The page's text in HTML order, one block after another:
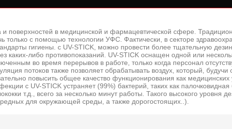
поверхностей в медицинской и фармацевтической сфере.
только с помощью технологии УФС. Фактически, в секторе
гигиены. с UV-STICK, можно провести более тщательную
каких-либо противопоказаний. UV-STICK оснащен одной или
во время перерывов в работе, только когда персонал
потоков также позволяет обрабатывать воздух, который,
повысить общее качество функционирования как
с UV-STICK устраняет (99%) бактерий, таких как
т.д., всего за несколько минут работы. Такого высокого уровня
для окружающей среды, а также дорогостоящих..).